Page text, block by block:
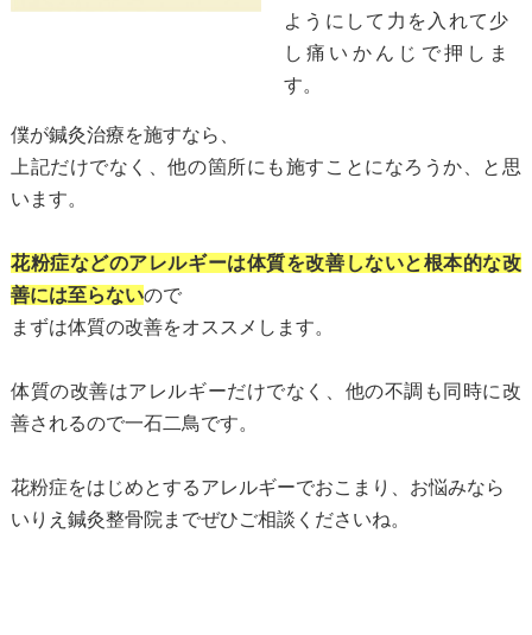
ようにして力を入れて少
し痛いかんじで押しま
す。
僕が鍼灸治療を施すなら、
上記だけでなく、他の箇所にも施すことになろうか、と思
います。
花粉症などのアレルギーは体質を改善しないと根本的な改
善には至らないので
まずは体質の改善をオススメします。
体質の改善はアレルギーだけでなく、他の不調も同時に改
善されるので一石二鳥です。
花粉症をはじめとするアレルギーでおこまり、お悩みなら
いりえ鍼灸整骨院までぜひご相談くださいね。